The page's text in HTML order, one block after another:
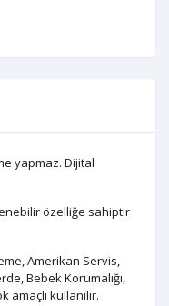
yapmaz. Dijital
özelliğe sahiptir
Amerikan Servis,
Bebek Korumalığı,
kullanılır.